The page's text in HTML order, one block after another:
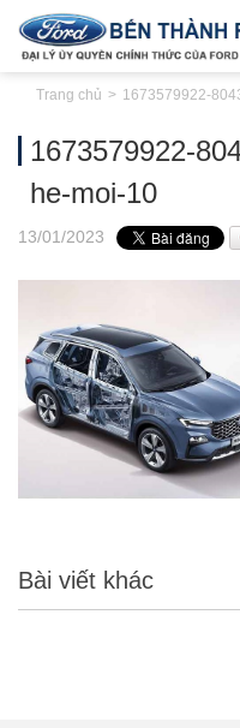
Trang chủ 1673579922-
1673579922-
he-moi-10
13/01/2023
Bài viết khác